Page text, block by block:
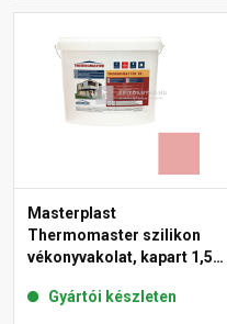
Masterplast
Thermomaster szilikon
vékonyvakolat, kapart 1,5
Gyártói készleten